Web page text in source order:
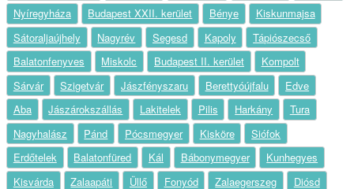
Nyíregyháza
Budapest XXII. kerület Bénye
Kiskunmajsa
Sátoraljaújhely
Nagyrév Segesd Kapoly
Tápiószecső
Balatonfenyves
Miskolc Budapest II. kerület
Kompolt
Sárvár
Szigetvár Jászfényszaru Berettyóújfalu
Edve
Aba
Jászárokszállás Lakitelek Pilis Harkány
Tura
Nagyhalász
Pánd Pócsmegyer Kisköre
Siófok
Erdőtelek
Balatonfüred Kál Bábonymegyer
Kunhegyes
Kisvárda
Zalaapáti Üllő Fonyód Zalaegerszeg
Diósd